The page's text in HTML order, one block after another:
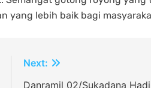
yang lebih baik bagi
Next:
Danramil 02/Sukadana